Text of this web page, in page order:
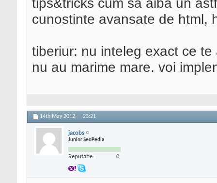
cunostinte avansate de html,
tiberiur: nu inteleg exact ce
nu au marime mare. voi
14th May 2012, 23:21
jacobs
Junior SeoPedia
Reputatie: 0